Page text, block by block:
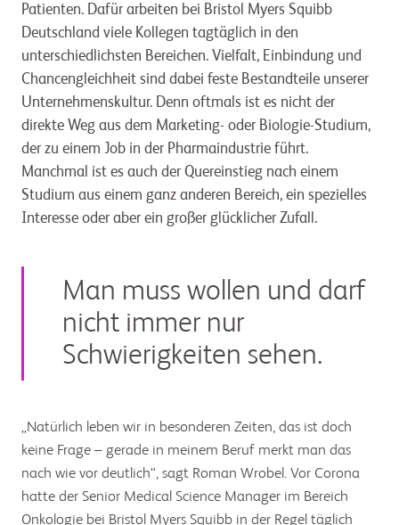
Patienten. Dafür arbeiten bei Bristol Myers Squibb
Deutschland viele Kollegen tagtäglich in den
unterschiedlichsten Bereichen. Vielfalt, Einbindung und
Chancengleichheit sind dabei feste Bestandteile unserer
Unternehmenskultur. Denn oftmals ist es nicht der
direkte Weg aus dem Marketing- oder Biologie-Studium,
der zu einem Job in der Pharmaindustrie führt.
Manchmal ist es auch der Quereinstieg nach einem
Studium aus einem ganz anderen Bereich, ein spezielles
Interesse oder aber ein großer glücklicher Zufall.
Man muss wollen und darf
nicht immer nur
Schwierigkeiten sehen.
„Natürlich leben wir in besonderen Zeiten, das ist doch
keine Frage – gerade in meinem Beruf merkt man das
nach wie vor deutlich“, sagt Roman Wrobel. Vor Corona
hatte der Senior Medical Science Manager im Bereich
Onkologie bei Bristol Myers Squibb in der Regel täglich